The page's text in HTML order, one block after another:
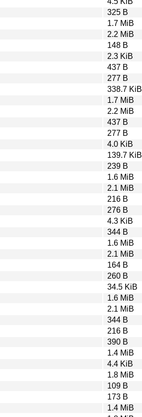
325 B
1.7 MiB
2.2 MiB
148 B
2.3 KiB
437 B
277 B
338.7 KiB
1.7 MiB
2.2 MiB
437 B
277 B
4.0 KiB
139.7 KiB
239 B
1.6 MiB
2.1 MiB
216 B
276 B
4.3 KiB
344 B
1.6 MiB
2.1 MiB
164 B
260 B
34.5 KiB
1.6 MiB
2.1 MiB
344 B
216 B
390 B
1.4 MiB
4.4 KiB
1.8 MiB
109 B
173 B
1.4 MiB